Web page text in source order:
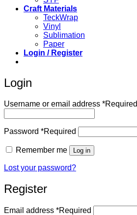
Craft Materials
TeckWrap
Vinyl
Sublimation
Paper
Login / Register
Login
Username or email address *Required
Password *Required
Remember me Log in
Lost your password?
Register
Email address *Required